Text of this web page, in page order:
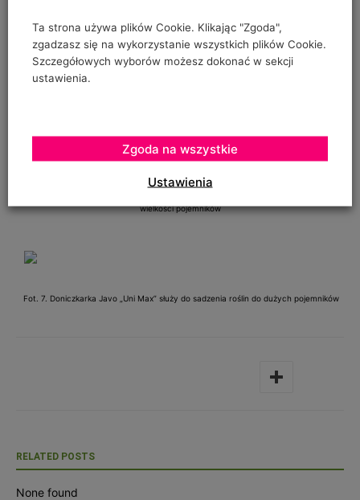
(uzyskaną m.in. dzięki zastosowaniu pasa gumowo-
parcianego). Na stoisku Brinkmana dużym zainteresowaniem
szkółkarzy cieszyła się także doniczkarka Javo „Uni-Max”
(fot. 7), do sadzenia dużych roślin, których coraz więcej
Fot. 6. Doniczkarka Javo Plus umożliwia dostosowanie podajników do różnych
wielkości pojemników
Fot. 7. Doniczkarka Javo „Uni Max” służy do sadzenia roślin do dużych pojemników
RELATED POSTS
None found
Ta strona używa plików Cookie. Klikając "Zgoda",
zgadzasz się na wykorzystanie wszystkich plików Cookie.
Szczegółowych wyborów możesz dokonać w sekcji
ustawienia.
Ustawienia
Zgoda na wszystkie